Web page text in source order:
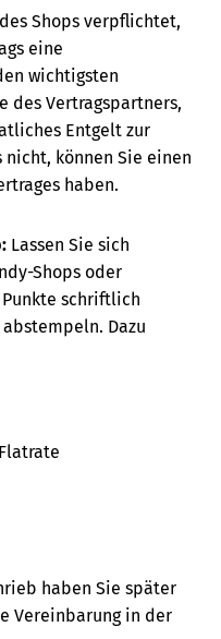
Shops verpflichtet,
eine
wichtigsten
des Vertragspartners,
Entgelt zur
nicht, können Sie einen
haben.
Lassen Sie sich
Shops oder
schriftlich
Dazu
haben Sie später
Vereinbarung in der